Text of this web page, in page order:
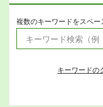
複数のキーワードをスペー
キーワードの